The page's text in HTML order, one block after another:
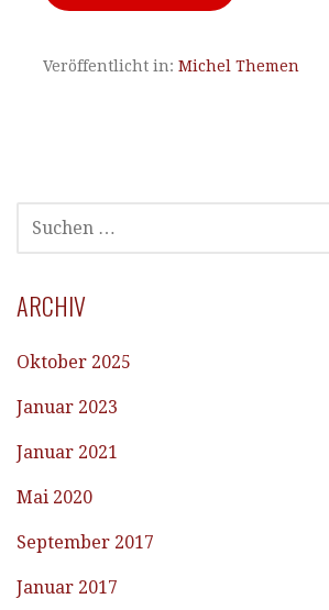
Veröffentlicht in: Michel Themen
SUCHEN
NACH:
ARCHIV
Oktober 2025
Januar 2023
Januar 2021
Mai 2020
September 2017
Januar 2017